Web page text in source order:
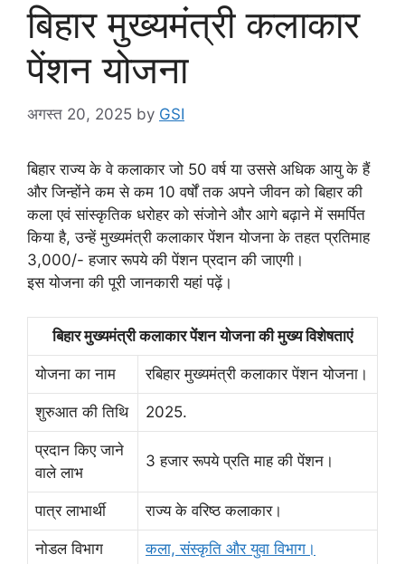
बिहार मुख्यमंत्री कलाकार
पेंशन योजना
अगस्त 20, 2025 by GSI
बिहार राज्य के वे कलाकार जो 50 वर्ष या उससे अधिक आयु के हैं
और जिन्होंने कम से कम 10 वर्षों तक अपने जीवन को बिहार की
कला एवं सांस्कृतिक धरोहर को संजोने और आगे बढ़ाने में समर्पित
किया है, उन्हें मुख्यमंत्री कलाकार पेंशन योजना के तहत प्रतिमाह
3,000/- हजार रूपये की पेंशन प्रदान की जाएगी।
इस योजना की पूरी जानकारी यहां पढ़ें।
बिहार मुख्यमंत्री कलाकार पेंशन योजना की मुख्य विशेषताएं
योजना का नाम रबिहार मुख्यमंत्री कलाकार पेंशन योजना।
शुरुआत की तिथि 2025.
प्रदान किए जाने
वाले लाभ
3 हजार रूपये प्रति माह की पेंशन।
पात्र लाभार्थी राज्य के वरिष्ठ कलाकार।
नोडल विभाग कला, संस्कृति और युवा विभाग।